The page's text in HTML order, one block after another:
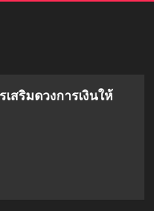
สริมดวงการเงินให้